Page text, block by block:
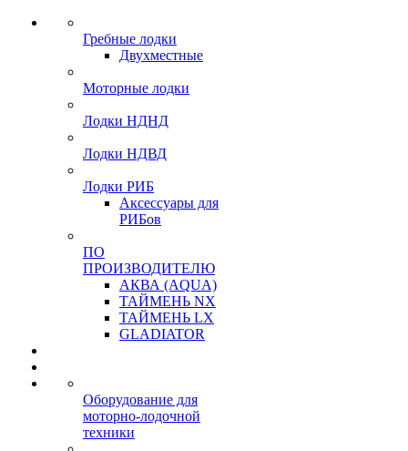
Гребные лодки
Двухместные
Моторные лодки
Лодки НДНД
Лодки НДВД
Лодки РИБ
Аксессуары для
РИБов
ПО
ПРОИЗВОДИТЕЛЮ
АКВА (AQUA)
ТАЙМЕНЬ NX
ТАЙМЕНЬ LX
GLADIATOR
Оборудование для
моторно-лодочной
техники